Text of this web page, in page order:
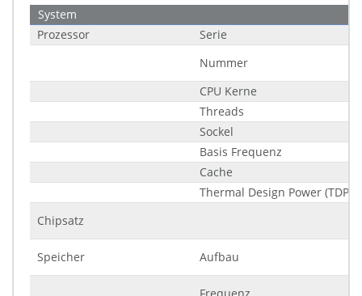
System
Prozessor
Serie
Nummer
CPU Kerne
Threads
Sockel
Basis Frequenz
Cache
Thermal Design Power (TDP)
Chipsatz
Speicher Aufbau